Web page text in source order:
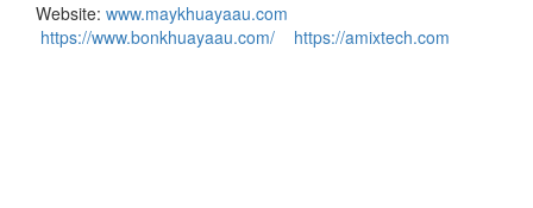
Website: www.maykhuayaau.com
https://www.bonkhuayaau.com/
https://amixtech.com